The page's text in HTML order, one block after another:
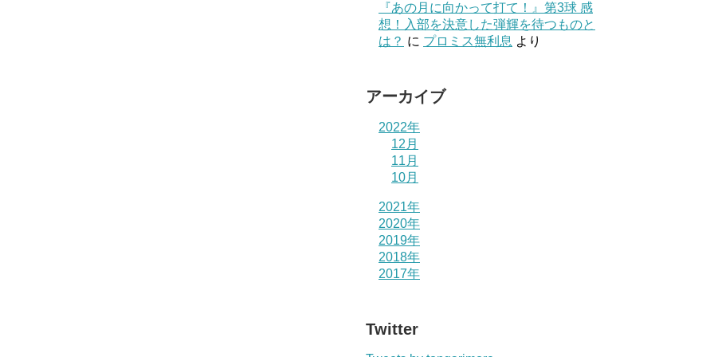
『あの月に向かって打て！』第3球 感
想！入部を決意した弾輝を待つものと
は？ に プロミス無利息 より
アーカイブ
2022年
12月
11月
10月
2021年
2020年
2019年
2018年
2017年
Twitter